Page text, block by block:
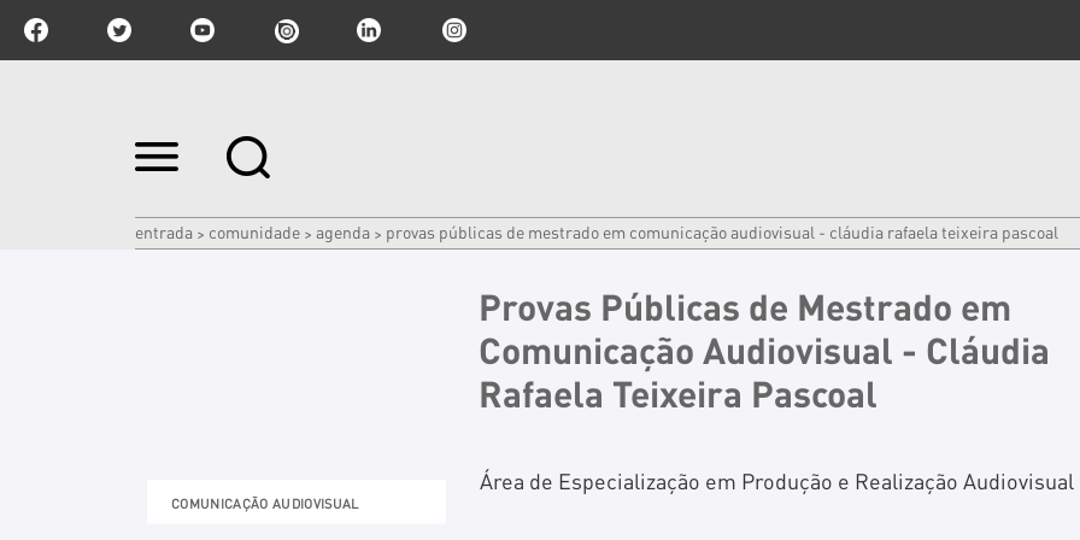
Ir
para
|
Ir
entrada > comunidade > agenda > provas públicas de mestrado em comunicação audiovisual - cláudia rafaela teixeira pascoal
Provas Públicas de Mestrado em
Comunicação Audiovisual - Cláudia
Rafaela Teixeira Pascoal
COMUNICAÇÃO AUDIOVISUAL
Área de Especialização em Produção e Realização Audiovisual